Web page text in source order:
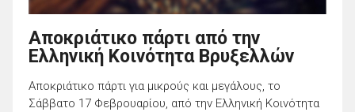
Αποκριάτικο πάρτι από την
Ελληνική Κοινότητα Βρυξελλών
Αποκριάτικο πάρτι για μικρούς και μεγάλους, το
Σάββατο 17 Φεβρουαρίου, από την Ελληνική Κοινότητα